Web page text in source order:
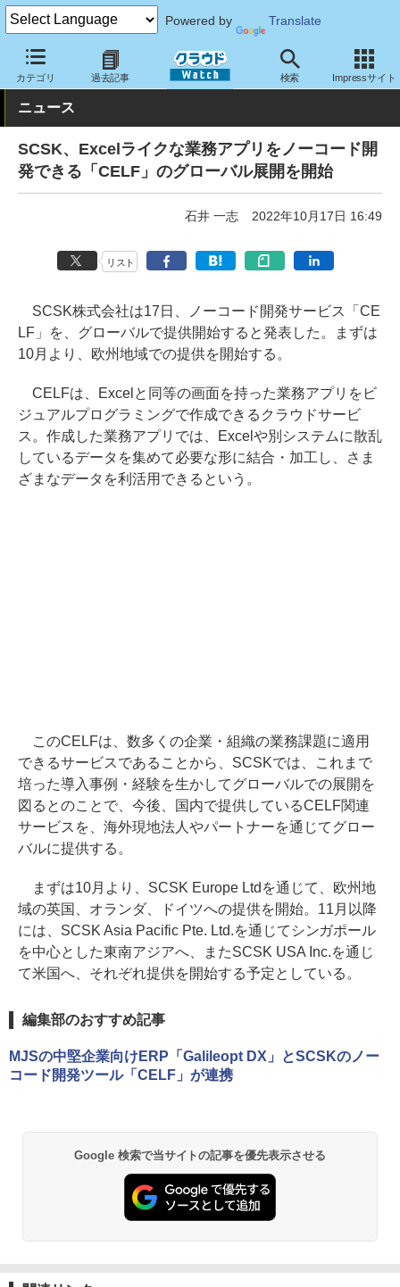
Powered by Translate
カテゴリ 過去記事 検索 Impressサイト
クラウド Watch サービス・ソフト サービス 開発関連
ニュース
SCSK、Excelライクな業務アプリをノーコード開
発できる「CELF」のグローバル展開を開始
石井 一志 2022年10月17日 16:49
リスト
SCSK株式会社は17日、ノーコード開発サービス「CE
LF」を、グローバルで提供開始すると発表した。まずは
10月より、欧州地域での提供を開始する。
CELFは、Excelと同等の画面を持った業務アプリをビ
ジュアルプログラミングで作成できるクラウドサービ
ス。作成した業務アプリでは、Excelや別システムに散乱
しているデータを集めて必要な形に結合・加工し、さま
ざまなデータを利活用できるという。
このCELFは、数多くの企業・組織の業務課題に適用
できるサービスであることから、SCSKでは、これまで
培った導入事例・経験を生かしてグローバルでの展開を
図るとのことで、今後、国内で提供しているCELF関連
サービスを、海外現地法人やパートナーを通じてグロー
バルに提供する。
まずは10月より、SCSK Europe Ltdを通じて、欧州地
域の英国、オランダ、ドイツへの提供を開始。11月以降
には、SCSK Asia Pacific Pte. Ltd.を通じてシンガポール
を中心とした東南アジアへ、またSCSK USA Inc.を通じ
て米国へ、それぞれ提供を開始する予定としている。
編集部のおすすめ記事
MJSの中堅企業向けERP「Galileopt DX」とSCSKのノー
コード開発ツール「CELF」が連携
Google 検索で当サイトの記事を優先表示させる